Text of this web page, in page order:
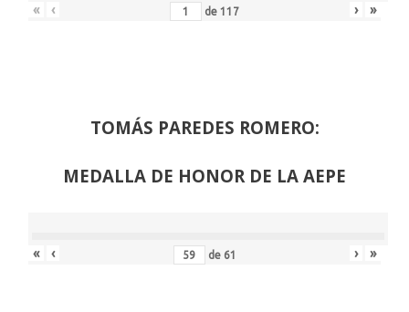
« ‹ de 117 › »
TOMÁS PAREDES ROMERO:
MEDALLA DE HONOR DE LA AEPE
« ‹ de 61 › »